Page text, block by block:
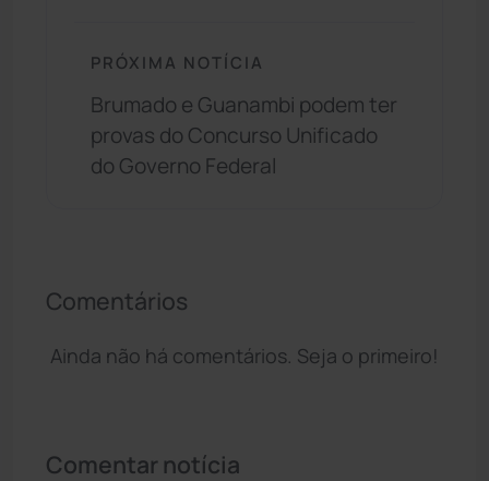
PRÓXIMA NOTÍCIA
Brumado e Guanambi podem ter
provas do Concurso Unificado
do Governo Federal
Comentários
Ainda não há comentários. Seja o primeiro!
Comentar notícia